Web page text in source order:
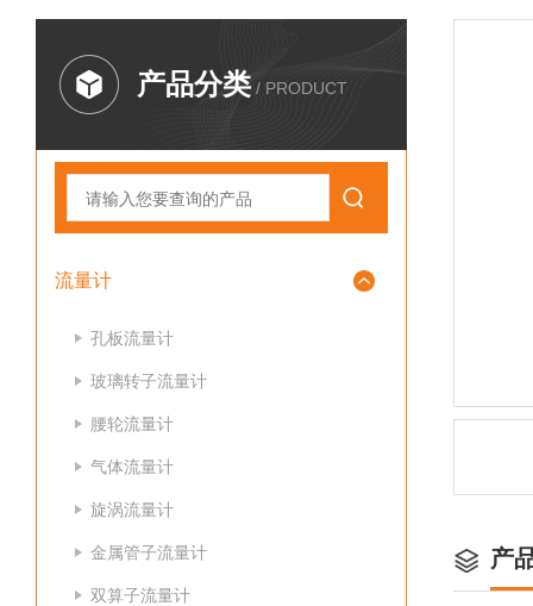
产品分类 / PRODUCT
流量计
孔板流量计
玻璃转子流量计
腰轮流量计
气体流量计
旋涡流量计
金属管子流量计
双算子流量计
产